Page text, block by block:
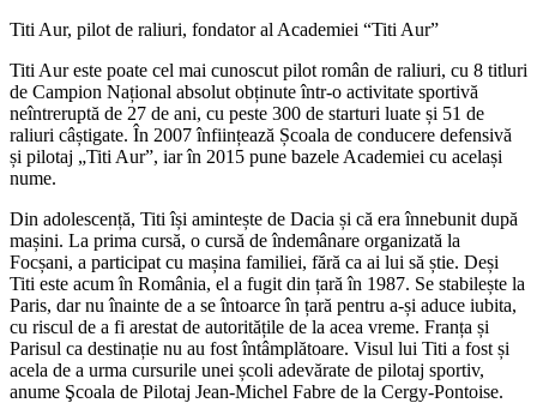
Titi Aur, pilot de raliuri, fondator al Academiei “Titi Aur”
Titi Aur este poate cel mai cunoscut pilot român de raliuri, cu 8 titluri
de Campion Național absolut obținute într-o activitate sportivă
neîntreruptă de 27 de ani, cu peste 300 de starturi luate și 51 de
raliuri câștigate. În 2007 înființează Școala de conducere defensivă
și pilotaj „Titi Aur”, iar în 2015 pune bazele Academiei cu același
nume.
Din adolescență, Titi își amintește de Dacia și că era înnebunit după
mașini. La prima cursă, o cursă de îndemânare organizată la
Focșani, a participat cu mașina familiei, fără ca ai lui să știe. Deși
Titi este acum în România, el a fugit din țară în 1987. Se stabilește la
Paris, dar nu înainte de a se întoarce în țară pentru a-și aduce iubita,
cu riscul de a fi arestat de autoritățile de la acea vreme. Franța și
Parisul ca destinație nu au fost întâmplătoare. Visul lui Titi a fost și
acela de a urma cursurile unei școli adevărate de pilotaj sportiv,
anume Şcoala de Pilotaj Jean-Michel Fabre de la Cergy-Pontoise.